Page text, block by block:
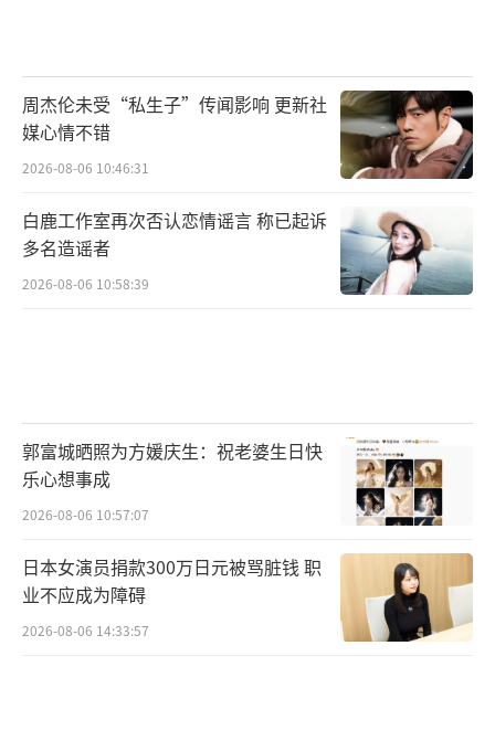
周杰伦未受“私生子”传闻影响 更新社
媒心情不错
2026-08-06 10:46:31
白鹿工作室再次否认恋情谣言 称已起诉
多名造谣者
2026-08-06 10:58:39
郭富城晒照为方媛庆生：祝老婆生日快
乐心想事成
2026-08-06 10:57:07
日本女演员捐款300万日元被骂脏钱 职
业不应成为障碍
2026-08-06 14:33:57